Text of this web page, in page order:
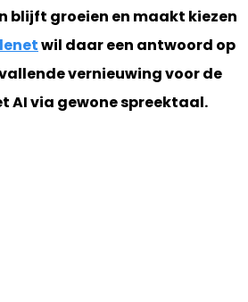
blijft groeien en maakt kiezen
wil daar een antwoord op
vernieuwing voor de
AI via gewone spreektaal.